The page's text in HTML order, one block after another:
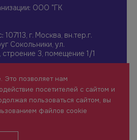
ООО "ГК
г. Москва, вн.тер.г.
Сокольники, ул.
строение 3, помещение 1/1
здравоохранения (18+)
Это позволяет нам
посетителей с сайтом и
пользоваться сайтом, вы
файлов cookie